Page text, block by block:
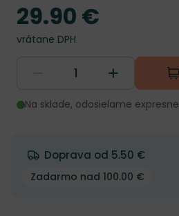
Cena
29.90 €
vrátane DPH
Na sklade, odosielame expresne
Doprava od 5.50 €
Zadarmo nad 100.00 €